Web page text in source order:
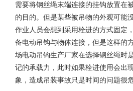
需要将钢丝绳末端连接的挂钩放置在
的目的。但是某些被吊物的外观可能
作业人员会想到采用栓进的方式固定
备电动吊钩与物体连接，但是这样的
场电动吊钩生产厂家在选择钢丝绳时
记的承载力，此时如果栓进使用会出
象，造成吊装事故只是时间的问题很